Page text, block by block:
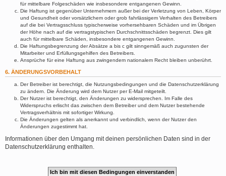
für mittelbare Folgeschäden wie insbesondere entgangenen Gewinn.
Die Haftung ist gegenüber Unternehmern außer bei der Verletzung von Leben, Körper
und Gesundheit oder vorsätzlichem oder grob fahrlässigem Verhalten des Betreibers
auf die bei Vertragsschluss typischerweise vorhersehbaren Schäden und im Übrigen
der Höhe nach auf die vertragstypischen Durchschnittsschäden begrenzt. Dies gilt
auch für mittelbare Schäden, insbesondere entgangenen Gewinn.
Die Haftungsbegrenzung der Absätze a bis c gilt sinngemäß auch zugunsten der
Mitarbeiter und Erfüllungsgehilfen des Betreibers.
Ansprüche für eine Haftung aus zwingendem nationalem Recht bleiben unberührt.
6. ÄNDERUNGSVORBEHALT
Der Betreiber ist berechtigt, die Nutzungsbedingungen und die Datenschutzerklärung
zu ändern. Die Änderung wird dem Nutzer per E-Mail mitgeteilt.
Der Nutzer ist berechtigt, den Änderungen zu widersprechen. Im Falle des
Widerspruchs erlischt das zwischen dem Betreiber und dem Nutzer bestehende
Vertragsverhältnis mit sofortiger Wirkung.
Die Änderungen gelten als anerkannt und verbindlich, wenn der Nutzer den
Änderungen zugestimmt hat.
Informationen über den Umgang mit deinen persönlichen Daten sind in der
Datenschutzerklärung enthalten.